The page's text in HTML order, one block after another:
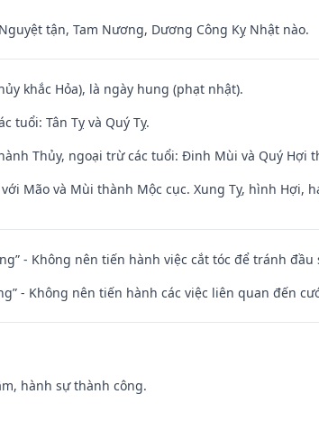
tận, Tam Nương, Dương Công Kỵ Nhật nào.
khắc Hỏa), là ngày hung (phạt nhật).
tuổi: Tân Tỵ và Quý Tỵ.
Thủy, ngoại trừ các tuổi: Đinh Mùi và Quý Hợi
Mão và Mùi thành Mộc cục. Xung Tỵ, hình Hợi,
- Không nên tiến hành việc cắt tóc để tránh
- Không nên tiến hành các việc liên quan đến
hành sự thành công.